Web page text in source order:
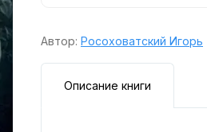
Автор: Росоховатский Игорь
Описание книги